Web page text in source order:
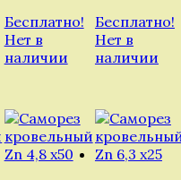
Бесплатно!
Нет в
наличии
Бесплатно!
Нет в
наличии